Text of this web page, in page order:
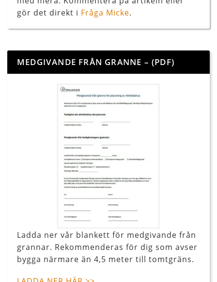
gör det direkt i Fråga Micke.
MEDGIVANDE FRÅN GRANNE – (PDF)
Ladda ner vår blankett för medgivande från
grannar. Rekommenderas för dig som avser
bygga närmare än 4,5 meter till tomtgräns.